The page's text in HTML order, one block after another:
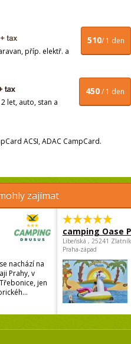
510/ 1 den
příp. elektř. a
450/ 1 den
let, auto, stan a
ACSI, ADAC CampCard.
zajímat
nachází na
Prahy, v
jen
camping Oase
Libeňská , 25241
Praha-západ